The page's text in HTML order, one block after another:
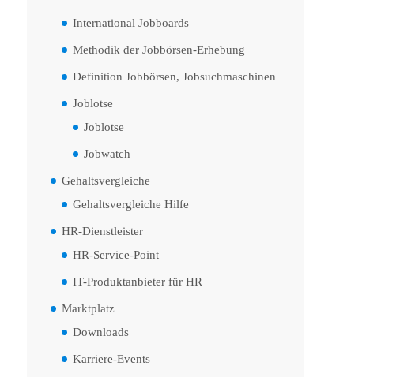
International Jobboards
Methodik der Jobbörsen-Erhebung
Definition Jobbörsen, Jobsuchmaschinen
Joblotse
Joblotse
Jobwatch
Gehaltsvergleiche
Gehaltsvergleiche Hilfe
HR-Dienstleister
HR-Service-Point
IT-Produktanbieter für HR
Marktplatz
Downloads
Karriere-Events